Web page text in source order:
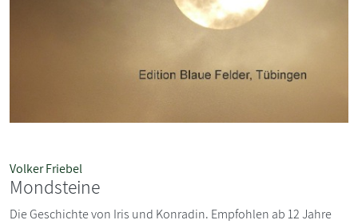
Volker Friebel
Mondsteine
Die Geschichte von Iris und Konradin. Empfohlen ab 12 Jahre